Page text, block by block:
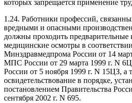
которых запрещается применение
1.24. Работники профессий,
вредными и опасными
должны проходить предварительные
медицинские осмотры в
Минздравмедпрома России от 14
МПС России от 29 марта 1999 г. N
России от 5 ноября 1999 г. N 15ЦЗ, а
освидетельствование в порядке,
постановлением Правительства
сентября 2002 г. N 695.